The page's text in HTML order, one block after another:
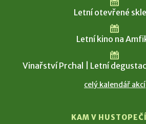
Letní otevřené
Letní kino na
Vinařství Prchal | Letní
celý kalendář akcí
KAM V